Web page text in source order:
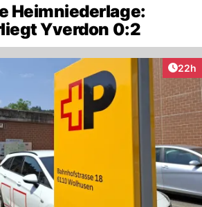
Heimniederlage:
Yverdon 0:2
22h